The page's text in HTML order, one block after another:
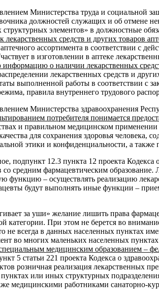
Министерства труда и социальной
должностей служащих и об отмене
элементов» в должностные
средств и других товаров
ассортимента в соответствии с
в изготовлении в аптеке
о наличии лекарственных
лекарственных средств и
выполненной работы в соответствии
правила внутреннего трудового
Министерства здравоохранения
потребителя понимается
и правильном медицинском
для сохранения здоровья
этики и конфиденциальности, а также
подпункт 12.3 пункта 12 проекта
со средним фармацевтическим
функцию – осуществлять реализацию
будут выполнять иные функции –
за уши» желание лишить права
категории. При этом не берется во
не всегда в данных населенных пунктах
во многих маленьких населенных
медицинским образованием –
5 статьи 221 проекта Кодекса о
розничная реализация лекарственных
или иных структурных
медицинскими работниками санаторно-